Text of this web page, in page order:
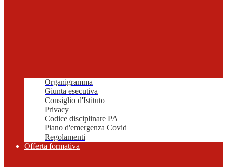
Organigramma
Giunta esecutiva
Consiglio d'Istituto
Privacy
Codice disciplinare PA
Piano d'emergenza Covid
Regolamenti
Offerta formativa